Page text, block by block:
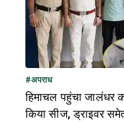
#अपराध
हिमाचल पहुंचा जालंधर
किया सीज, ड्राइवर